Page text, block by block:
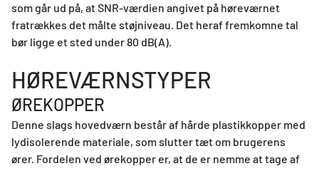
som går ud på, at SNR-værdien angivet på høreværnet
fratrækkes det målte støjniveau. Det heraf fremkomne tal
bør ligge et sted under 80 dB(A).
HØREVÆRNSTYPER
ØREKOPPER
Denne slags hovedværn består af hårde plastikkopper med
lydisolerende materiale, som slutter tæt om brugerens
ører. Fordelen ved ørekopper er, at de er nemme at tage af